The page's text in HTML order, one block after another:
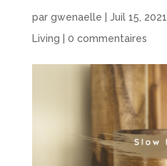
par gwenaelle Juil 15, 2021
Living
0 commentaires